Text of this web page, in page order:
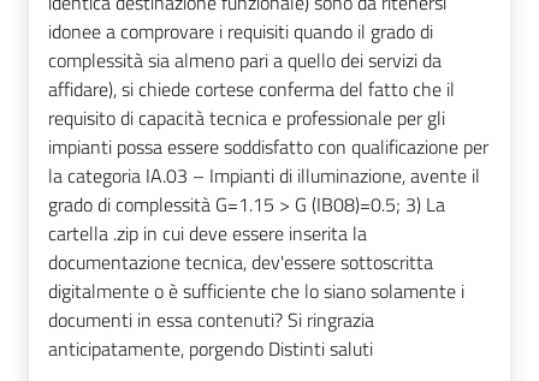
idonee a comprovare i requisiti quando il grado di
complessità sia almeno pari a quello dei servizi da
affidare), si chiede cortese conferma del fatto che il
requisito di capacità tecnica e professionale per gli
impianti possa essere soddisfatto con qualificazione per
la categoria IA.03 – Impianti di illuminazione, avente il
grado di complessità G=1.15 > G (IB08)=0.5; 3) La
cartella .zip in cui deve essere inserita la
documentazione tecnica, dev'essere sottoscritta
digitalmente o è sufficiente che lo siano solamente i
documenti in essa contenuti? Si ringrazia
anticipatamente, porgendo Distinti saluti